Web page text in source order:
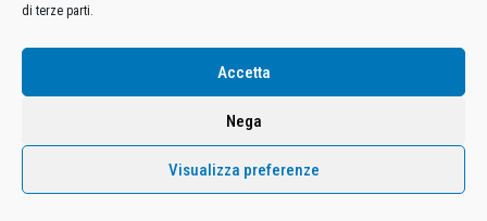
di terze parti.
Accetta
Nega
Visualizza preferenze